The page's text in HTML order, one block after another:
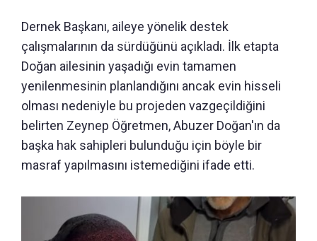
Dernek Başkanı, aileye yönelik destek
çalışmalarının da sürdüğünü açıkladı. İlk etapta
Doğan ailesinin yaşadığı evin tamamen
yenilenmesinin planlandığını ancak evin hisseli
olması nedeniyle bu projeden vazgeçildiğini
belirten Zeynep Öğretmen, Abuzer Doğan'ın da
başka hak sahipleri bulunduğu için böyle bir
masraf yapılmasını istemediğini ifade etti.